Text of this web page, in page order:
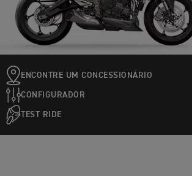
ENCONTRE UM CONCESSIONÁRIO
CONFIGURADOR
TEST RIDE